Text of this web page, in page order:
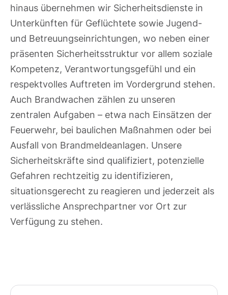
hinaus übernehmen wir Sicherheitsdienste in
Unterkünften für Geflüchtete sowie Jugend-
und Betreuungseinrichtungen, wo neben einer
präsenten Sicherheitsstruktur vor allem soziale
Kompetenz, Verantwortungsgefühl und ein
respektvolles Auftreten im Vordergrund stehen.
Auch Brandwachen zählen zu unseren
zentralen Aufgaben – etwa nach Einsätzen der
Feuerwehr, bei baulichen Maßnahmen oder bei
Ausfall von Brandmeldeanlagen. Unsere
Sicherheitskräfte sind qualifiziert, potenzielle
Gefahren rechtzeitig zu identifizieren,
situationsgerecht zu reagieren und jederzeit als
verlässliche Ansprechpartner vor Ort zur
Verfügung zu stehen.